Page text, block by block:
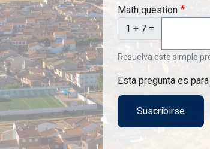
Math question
1 + 7 =
Resuelva este simple
Esta pregunta es